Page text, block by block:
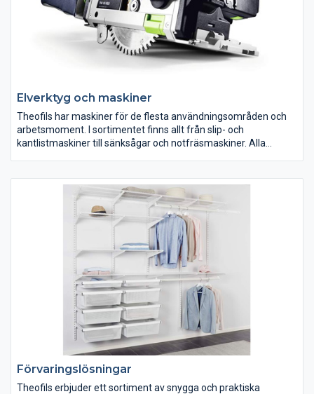
Elverktyg och maskiner
Theofils har maskiner för de flesta användningsområden och
arbetsmoment. I sortimentet finns allt från slip- och
kantlistmaskiner till sänksågar och notfräsmaskiner. Alla
Vi har bland annat Sveriges bredaste Festool-sortiment.
Festools skruvdragare, fräsar, dammsugare, hyvlar och mycket
mer finns i webshopen och på lager. Theofils samarbetar med
flera ledande maskinleverantörer som Lamello, Festool, Virutex,
Mafell och Mirka. I sortimentet hittar du skruvdragare,
borrmaskiner, låskistefräsar, kantfräsar, spikpistoler, kap-/och
gersågar, klammerverktyg, kanthyvlar, excenterslipmaskiner
och mycket mer. Självklart har vi även tillbehör till maskinerna.
Förvaringslösningar
Theofils erbjuder ett sortiment av snygga och praktiska